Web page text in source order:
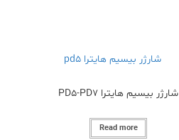
شارژر بیسیم هایترا PD5-PD7
Read more